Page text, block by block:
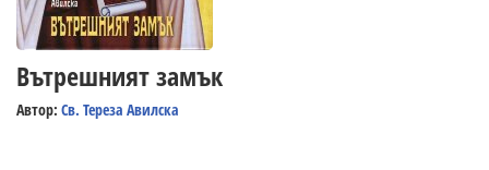
Вътрешният замък
Автор: Св. Тереза Авилска